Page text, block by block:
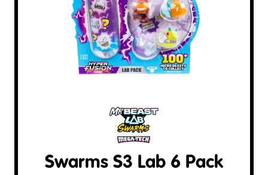
Swarms S3 Lab 6 Pack